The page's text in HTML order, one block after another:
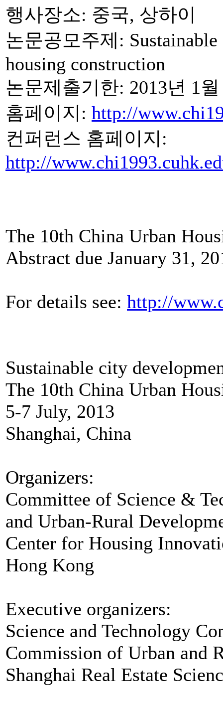
행사장소: 중국, 상하이
논문공모주제:
housing construction
논문제출기한: 2013년 1
홈페이지: http://
컨퍼런스 홈페이지:
http://
The 10th China Urban
Abstract due January 31,
For details see: http://
Sustainable city
The 10th China Urban
5-7 July, 2013
Shanghai, China
Organizers:
Committee of Science &
and Urban-Rural
Center for Housing
Hong Kong
Executive organizers:
Science and Technology
Commission of Urban and
Shanghai Real Estate